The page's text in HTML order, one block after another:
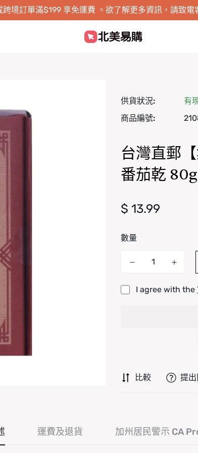
跨境訂單滿$199 享免運費 。欲了解更多資訊，請致
供貨狀況:
有
商品編號:
台灣直郵
番茄乾 80g
正常價格
$ 13.99
數量
I agree with the
比較 提
運費及退貨 加州居民警示 CA